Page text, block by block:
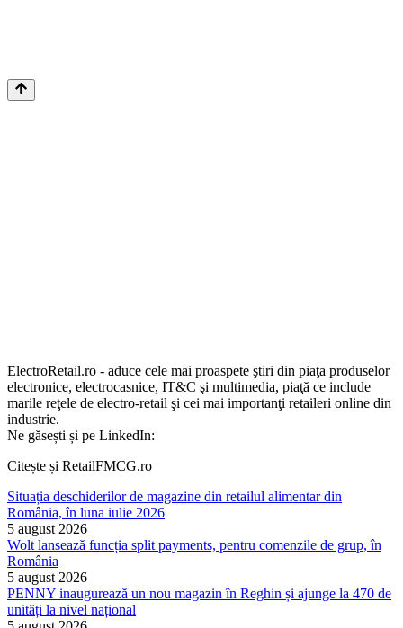
ElectroRetail.ro - aduce cele mai proaspete ştiri din piaţa produselor
electronice, electrocasnice, IT&C şi multimedia, piaţă ce include
marile reţele de electro-retail şi cei mai importanţi retaileri online din
industrie.
Ne găsești și pe LinkedIn:
Citește și RetailFMCG.ro
Situația deschiderilor de magazine din retailul alimentar din
România, în luna iulie 2026
5 august 2026
Wolt lansează funcția split payments, pentru comenzile de grup, în
România
5 august 2026
PENNY inaugurează un nou magazin în Reghin și ajunge la 470 de
unități la nivel național